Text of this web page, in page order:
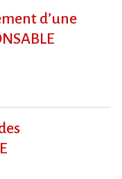
d’une